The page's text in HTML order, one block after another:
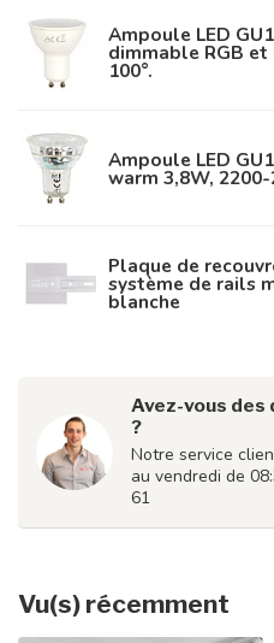
Ampoule LED
dimmable RGB et
100°.
Ampoule LED
warm 3,8W, 2200-
Plaque de
système de rails
blanche
Avez-vous
?
Notre service
au vendredi de
61
Vu(s) récemment